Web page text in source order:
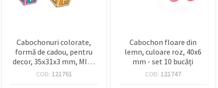
Cabochonuri colorate,
formă de cadou, pentru
decor, 35x31x3 mm, MIX -
10 bucăți
COD: 121761
Cabochon floare din
lemn, culoare roz, 40x6
mm - set 10 bucăți
COD: 121747